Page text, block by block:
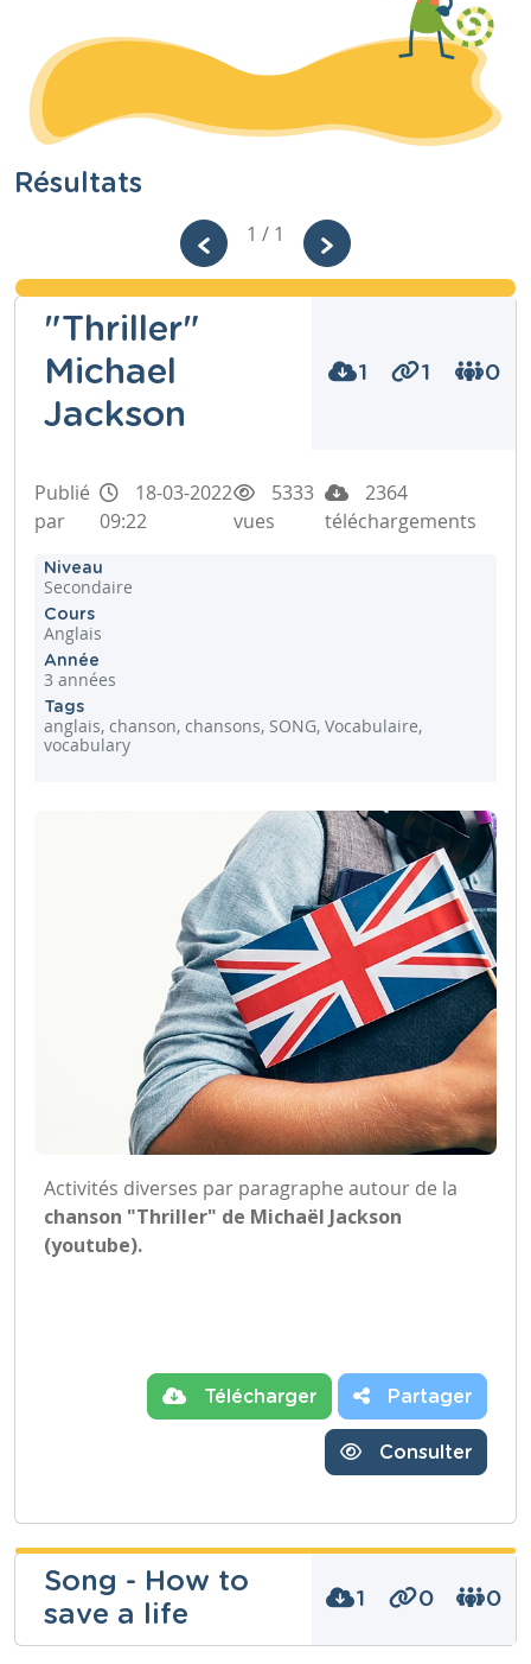
Résultats
1 / 1
"Thriller"
Michael
Jackson
1 1 0
Publié
par
18-03-2022
09:22
5333
vues
2364
téléchargements
Niveau
Secondaire
Cours
Anglais
Année
3 années
Tags
anglais, chanson, chansons, SONG, Vocabulaire,
vocabulary
Activités diverses par paragraphe autour de la
chanson "Thriller" de Michaël Jackson
(youtube).
Télécharger Partager
Consulter
Song - How to
save a life
1 0 0